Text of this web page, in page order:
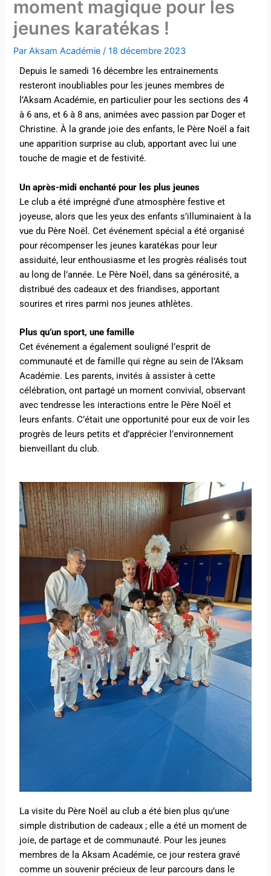
moment magique pour les
jeunes karatékas !
ParAksam Académie/18 décembre 2023
Depuis le samedi 16 décembre les entrainements
resteront inoubliables pour les jeunes membres de
l’Aksam Académie, en particulier pour les sections des 4
à 6 ans, et 6 à 8 ans, animées avec passion par Doger et
Christine. À la grande joie des enfants, le Père Noël a fait
une apparition surprise au club, apportant avec lui une
touche de magie et de festivité.
Un après-midi enchanté pour les plus jeunes
Le club a été imprégné d’une atmosphère festive et
joyeuse, alors que les yeux des enfants s’illuminaient à la
vue du Père Noël. Cet événement spécial a été organisé
pour récompenser les jeunes karatékas pour leur
assiduité, leur enthousiasme et les progrès réalisés tout
au long de l’année. Le Père Noël, dans sa générosité, a
distribué des cadeaux et des friandises, apportant
sourires et rires parmi nos jeunes athlètes.
Plus qu’un sport, une famille
Cet événement a également souligné l’esprit de
communauté et de famille qui règne au sein de l’Aksam
Académie. Les parents, invités à assister à cette
célébration, ont partagé un moment convivial, observant
avec tendresse les interactions entre le Père Noël et
leurs enfants. C’était une opportunité pour eux de voir les
progrès de leurs petits et d’apprécier l’environnement
bienveillant du club.
La visite du Père Noël au club a été bien plus qu’une
simple distribution de cadeaux ; elle a été un moment de
joie, de partage et de communauté. Pour les jeunes
membres de la Aksam Académie, ce jour restera gravé
comme un souvenir précieux de leur parcours dans le